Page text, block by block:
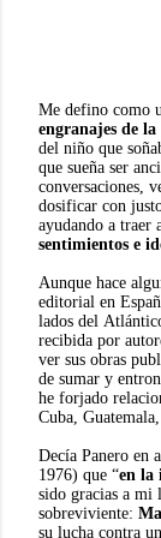
Me defino como
engranajes de
del niño que
que sueña ser
conversaciones,
dosificar con
ayudando a traer
sentimientos e
Aunque hace
editorial en
lados del
recibida por
ver sus obras
de sumar y
he forjado
Cuba,
Decía Panero en
1976) que “en la
sido gracias a mi
sobreviviente:
su lucha contra